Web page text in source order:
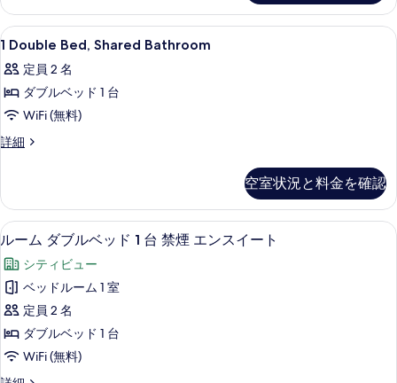
を
表
示
す
る
ト
の
す
べ
て
の
写
を
表
示
す
る
イ
ト
の
詳
細
て
の
写
真
を
表
示
る
Bathroom
の
詳
1
Double
Bed,
Shared
Bathroom
の
て
の
写
真
を
表
示
す
セーフティボックス (室内)、デスク
5
1 Double Bed, Shared Bathroom
定員 2 名
ダブルベッド 1 台
WiFi (無料)
詳細
1
Bathroom
の
詳
空室状況と料金を確認
ル
ー
ム
ダ
ブ
ル
セーフティボックス (室内)、デスク
5
ルーム ダブルベッド 1 台 禁煙 エンスイート
シティビュー
ベッドルーム 1 室
定員 2 名
ダブルベッド 1 台
WiFi (無料)